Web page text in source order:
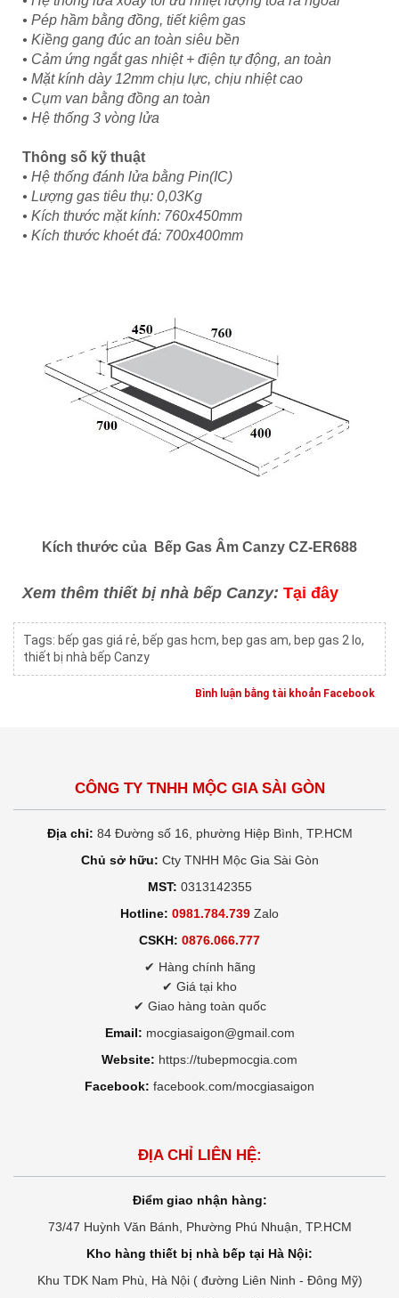
• Pép hầm bằng đồng, tiết kiệm gas
• Kiềng gang đúc an toàn siêu bền
• Cảm ứng ngắt gas nhiệt + điện tự động, an toàn
• Mặt kính dày 12mm chịu lực, chịu nhiệt cao
• Cụm van bằng đồng an toàn
• Hệ thống 3 vòng lửa
Thông số kỹ thuật
• Hệ thống đánh lửa bằng Pin(IC)
• Lượng gas tiêu thụ: 0,03Kg
• Kích thước mặt kính: 760x450mm
• Kích thước khoét đá: 700x400mm
Kích thước của Bếp Gas Âm Canzy CZ-ER688
Xem thêm thiết bị nhà bếp Canzy: Tại đây
Tags: bếp gas giá rẻ, bếp gas hcm, bep gas am, bep gas 2 lo,
thiết bị nhà bếp Canzy
Bình luận bằng tài khoản Facebook
CÔNG TY TNHH MỘC GIA SÀI GÒN
Địa chỉ: 84 Đường số 16, phường Hiệp Bình, TP.HCM
Chủ sở hữu: Cty TNHH Mộc Gia Sài Gòn
MST: 0313142355
Hotline: 0981.784.739 Zalo
CSKH: 0876.066.777
✔ Hàng chính hãng
✔ Giá tại kho
✔ Giao hàng toàn quốc
Email: mocgiasaigon@gmail.com
Website: https://tubepmocgia.com
Facebook: facebook.com/mocgiasaigon
ĐỊA CHỈ LIÊN HỆ:
Điểm giao nhận hàng:
73/47 Huỳnh Văn Bánh, Phường Phú Nhuận, TP.HCM
Kho hàng thiết bị nhà bếp tại Hà Nội:
Khu TDK Nam Phù, Hà Nội ( đường Liên Ninh - Đông Mỹ)